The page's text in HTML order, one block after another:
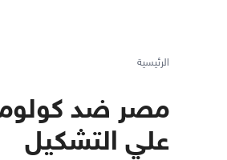
الرئيسية
مصر ضد
علي التشكيل